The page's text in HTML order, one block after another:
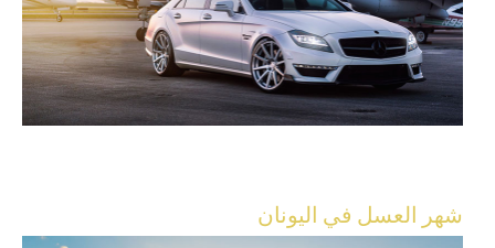
شهر العسل في اليونان